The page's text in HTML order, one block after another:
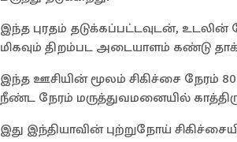
இந்த புரதம் தடுக்கப்பட்டவுடன்,
மிகவும் திறம்பட அடையாளம் கண்டு தாக்க
இந்த ஊசியின் மூலம் சிகிச்சை நேரம்
நீண்ட நேரம் மருத்துவமனையில்
இது இந்தியாவின் புற்றுநோய்